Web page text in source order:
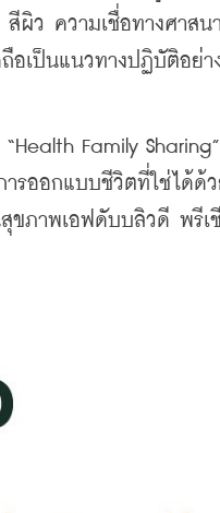
สีผิว ความเชื่อทางศาส
เป็นแนวทางปฏิบัติอย่
Family Sharing”
ารออกแบบชีวิตที่ใช่ได้
ขภาพเอฟดับบลิวดี พรี